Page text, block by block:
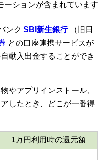
ーションが含まれています
ンク SBI新生銀行（旧日
との口座連携サービスが
動入出金することができ
やアプリインストール、
したとき、どこが一番得
1万円利用時の還元額